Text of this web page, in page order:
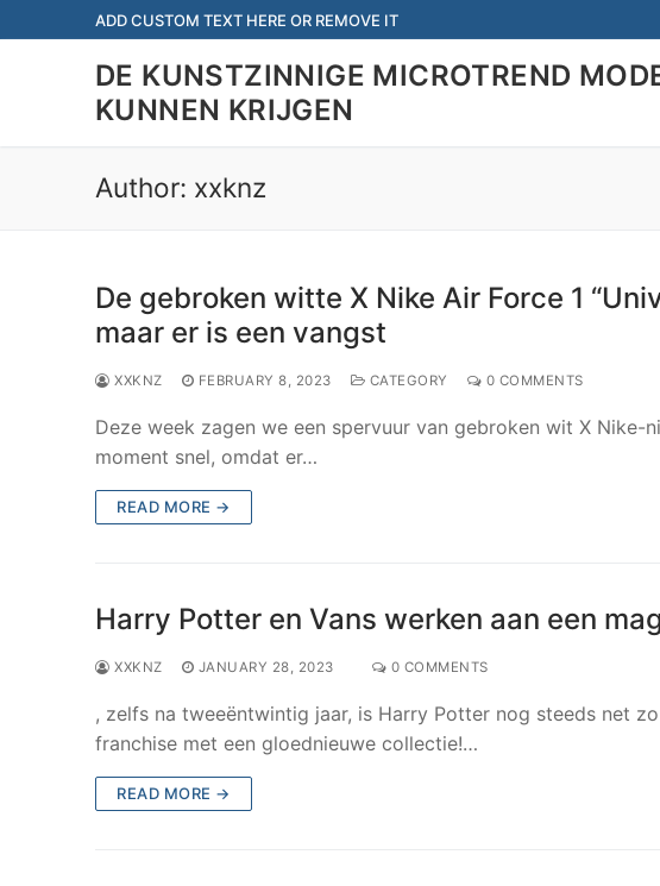
to
ADD CUSTOM TEXT HERE OR REMOVE IT
DE KUNSTZINNIGE MICROTREND
KUNNEN KRIJGEN
Author: xxknz
De gebroken witte X Nike Air Force 1
maar er is een vangst
XXKNZ FEBRUARY 8, 2023 CATEGORY 0 COMMENTS
Deze week zagen we een spervuur ​​van gebroken wit X
moment snel, omdat er…
READ MORE →
Harry Potter en Vans werken aan een
XXKNZ JANUARY 28, 2023 0 COMMENTS
, zelfs na tweeëntwintig jaar, is Harry Potter nog steeds net
franchise met een gloednieuwe collectie!…
READ MORE →